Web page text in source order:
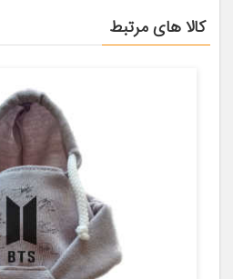
کالا های مرتبط